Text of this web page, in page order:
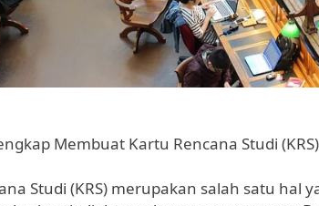
Membuat Kartu Rencana Studi
Studi (KRS) merupakan salah satu hal